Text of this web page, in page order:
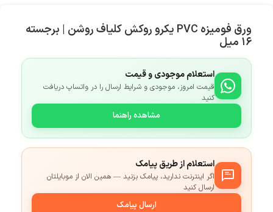
ورق فومیزه PVC یکرو روکش کلیاف روشن | برجسته
۱۶ میل
استعلام موجودی و قیمت
قیمت امروز، موجودی و شرایط ارسال را در واتساپ دریافت
کنید
مشاهده راهنما
استعلام از طریق پیامک
اگر اینترنت ندارید، پیامک بزنید — همین الان از موبایلتان
ارسال کنید
ارسال پیامک